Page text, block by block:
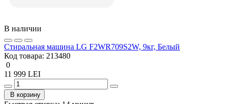
В наличии
Стиральная машина LG F2WR709S2W, 9кг, Белый
Код товара: 213480
0
11 999 LEI
В корзину